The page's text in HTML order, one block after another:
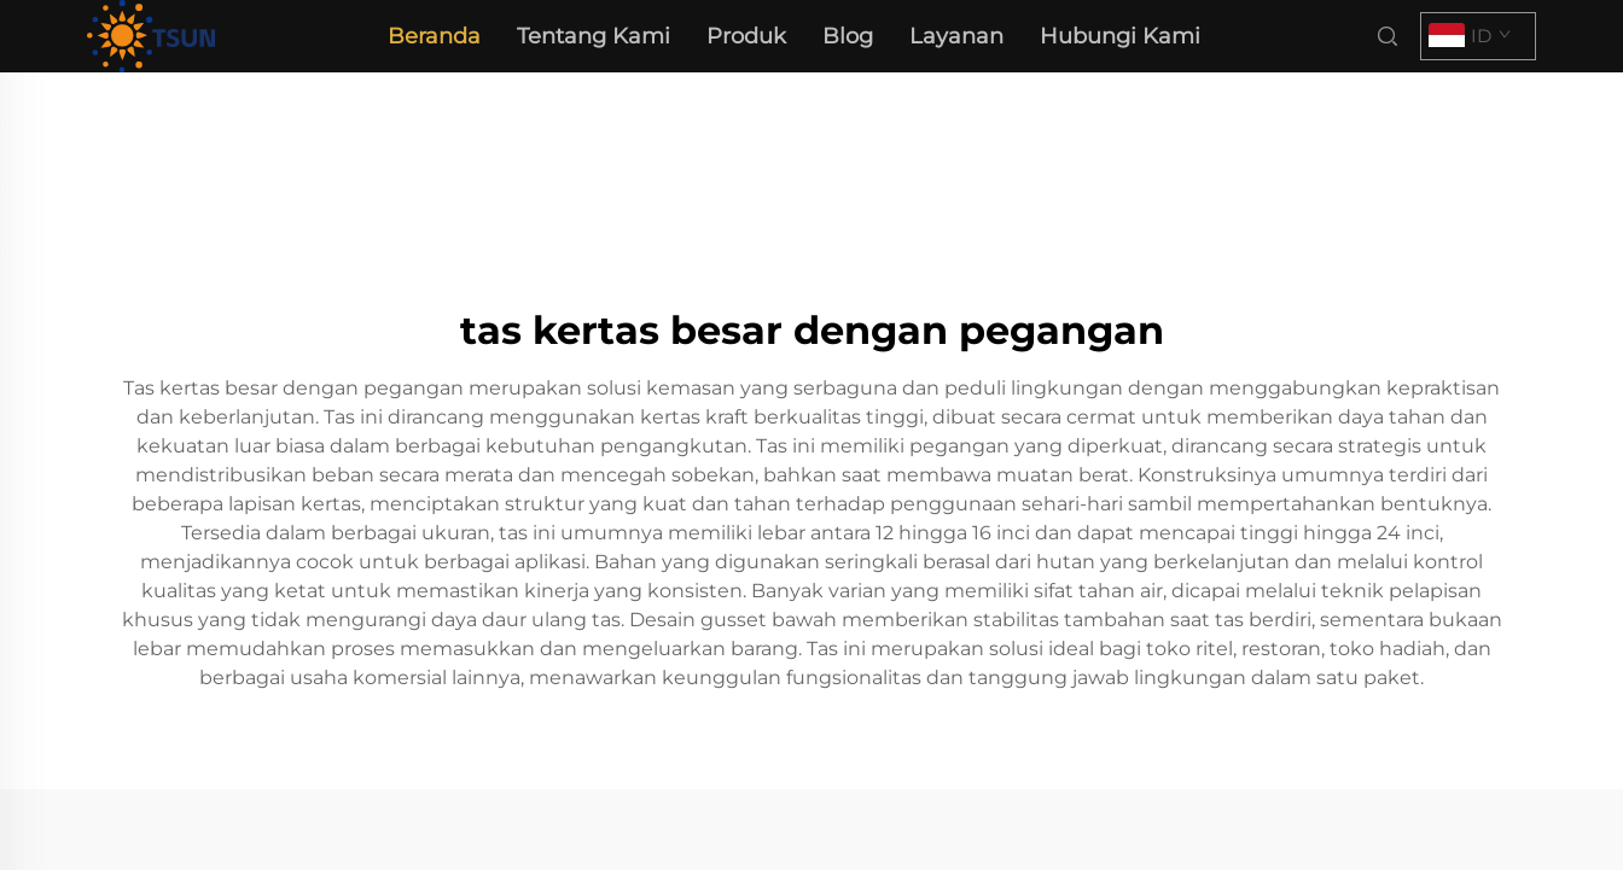
Beranda Tentang Kami Produk Blog Layanan Hubungi Kami ID
tas kertas besar dengan pegangan
Tas kertas besar dengan pegangan merupakan solusi kemasan yang serbaguna dan peduli lingkungan dengan menggabungkan kepraktisan
dan keberlanjutan. Tas ini dirancang menggunakan kertas kraft berkualitas tinggi, dibuat secara cermat untuk memberikan daya tahan dan
kekuatan luar biasa dalam berbagai kebutuhan pengangkutan. Tas ini memiliki pegangan yang diperkuat, dirancang secara strategis untuk
mendistribusikan beban secara merata dan mencegah sobekan, bahkan saat membawa muatan berat. Konstruksinya umumnya terdiri dari
beberapa lapisan kertas, menciptakan struktur yang kuat dan tahan terhadap penggunaan sehari-hari sambil mempertahankan bentuknya.
Tersedia dalam berbagai ukuran, tas ini umumnya memiliki lebar antara 12 hingga 16 inci dan dapat mencapai tinggi hingga 24 inci,
menjadikannya cocok untuk berbagai aplikasi. Bahan yang digunakan seringkali berasal dari hutan yang berkelanjutan dan melalui kontrol
kualitas yang ketat untuk memastikan kinerja yang konsisten. Banyak varian yang memiliki sifat tahan air, dicapai melalui teknik pelapisan
khusus yang tidak mengurangi daya daur ulang tas. Desain gusset bawah memberikan stabilitas tambahan saat tas berdiri, sementara bukaan
lebar memudahkan proses memasukkan dan mengeluarkan barang. Tas ini merupakan solusi ideal bagi toko ritel, restoran, toko hadiah, dan
berbagai usaha komersial lainnya, menawarkan keunggulan fungsionalitas dan tanggung jawab lingkungan dalam satu paket.